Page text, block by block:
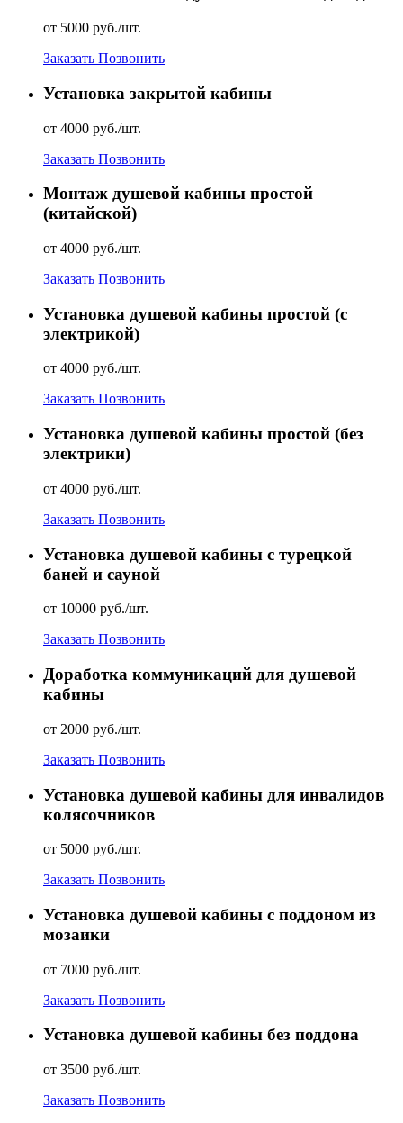
от 5000 руб./шт.
Заказать Позвонить
Установка закрытой кабины
от 4000 руб./шт.
Заказать Позвонить
Монтаж душевой кабины простой
(китайской)
от 4000 руб./шт.
Заказать Позвонить
Установка душевой кабины простой (с
электрикой)
от 4000 руб./шт.
Заказать Позвонить
Установка душевой кабины простой (без
электрики)
от 4000 руб./шт.
Заказать Позвонить
Установка душевой кабины с турецкой
баней и сауной
от 10000 руб./шт.
Заказать Позвонить
Доработка коммуникаций для душевой
кабины
от 2000 руб./шт.
Заказать Позвонить
Установка душевой кабины для инвалидов
колясочников
от 5000 руб./шт.
Заказать Позвонить
Установка душевой кабины с поддоном из
мозаики
от 7000 руб./шт.
Заказать Позвонить
Установка душевой кабины без поддона
от 3500 руб./шт.
Заказать Позвонить